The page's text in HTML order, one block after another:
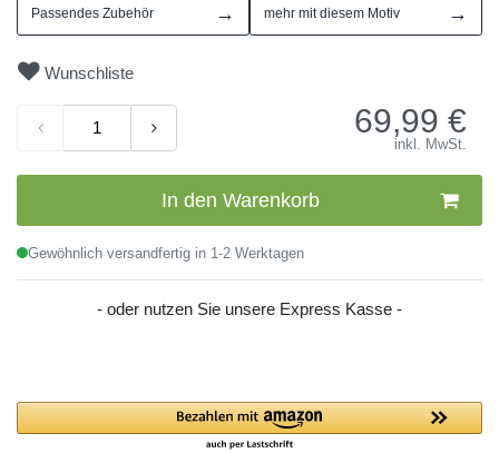
Passendes Zubehör → mehr mit diesem Motiv →
Wunschliste
69,99 €
inkl. MwSt.
In den Warenkorb
Gewöhnlich versandfertig in 1-2 Werktagen
- oder nutzen Sie unsere Express Kasse -